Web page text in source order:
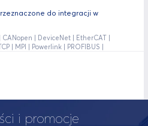
do integracji w
| DeviceNet | EtherCAT |
| MPI | Powerlink | PROFIBUS |
i promocje